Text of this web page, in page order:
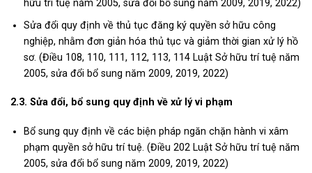
hữu trí tuệ năm 2005, sửa đổi bổ sung năm 2009, 2019, 2022)
Sửa đổi quy định về thủ tục đăng ký quyền sở hữu công
nghiệp, nhằm đơn giản hóa thủ tục và giảm thời gian xử lý hồ
sơ. (Điều 108, 110, 111, 112, 113, 114 Luật Sở hữu trí tuệ năm
2005, sửa đổi bổ sung năm 2009, 2019, 2022)
2.3. Sửa đổi, bổ sung quy định về xử lý vi phạm
Bổ sung quy định về các biện pháp ngăn chặn hành vi xâm
phạm quyền sở hữu trí tuệ. (Điều 202 Luật Sở hữu trí tuệ năm
2005, sửa đổi bổ sung năm 2009, 2019, 2022)